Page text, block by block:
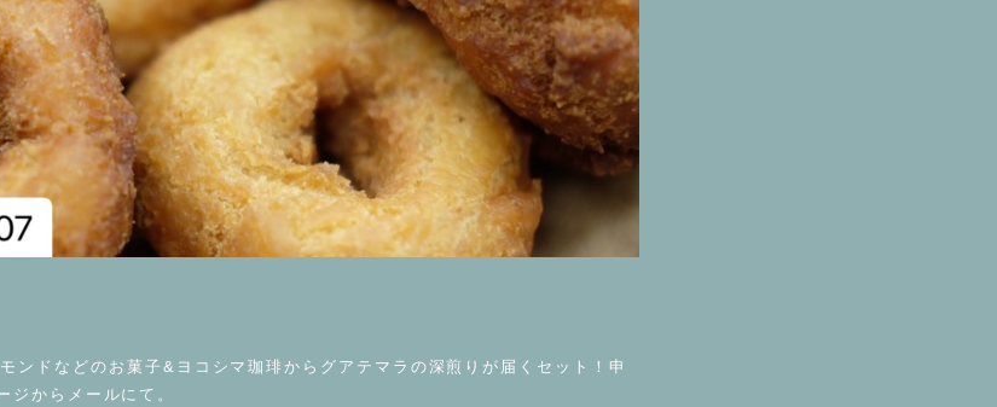
ンドなどのお菓子&ヨコシマ珈琲からグアテマラの深煎りが届くセット！申
からメールにて。